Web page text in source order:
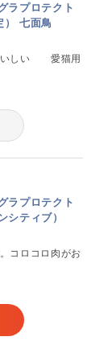
ラプロテクト
） 七面鳥
いしい 愛猫用
ラプロテクト
シティブ）
コロコロ肉がお